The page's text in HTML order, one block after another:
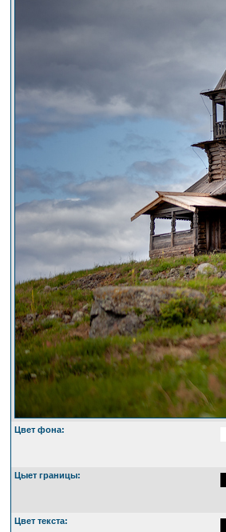
Цвет фона:
Цыет границы:
Цвет текста: